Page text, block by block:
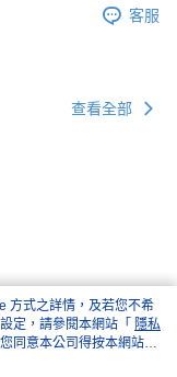
客服
查看全部
方式之詳情，及若您不希
定，請參閱本網站「 隱私
同意本公司得按本網站使